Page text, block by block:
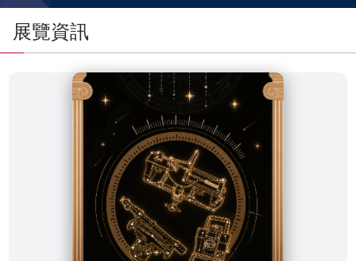
教育資源
網站服務
English
展覽資訊